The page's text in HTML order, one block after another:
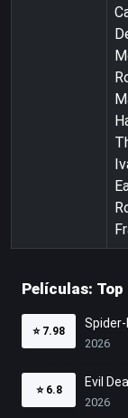
Películas: Top
⭐ 7.98
Spider-
2026
⭐ 6.8
Evil
2026